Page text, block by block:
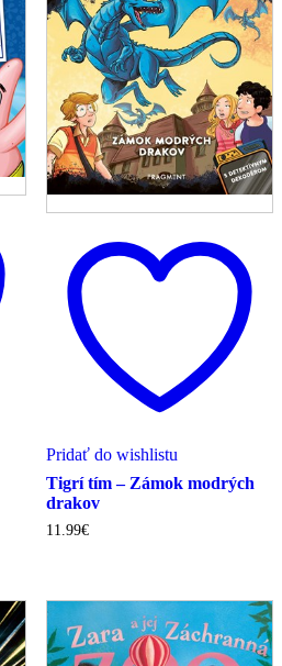
Pridať do wishlistu
Tigrí tím – Zámok modrých
drakov
11.99€